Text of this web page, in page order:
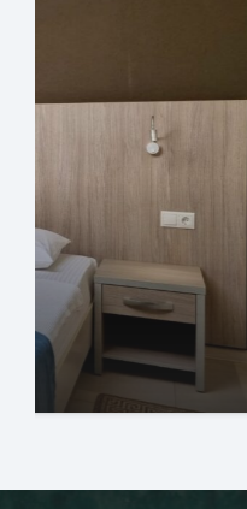
Двухместный
2